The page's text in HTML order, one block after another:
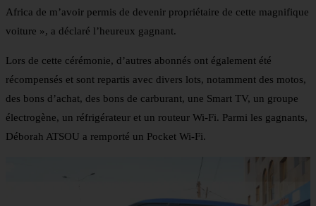
Africa de m’avoir permis de devenir propriétaire de cette magnifique
voiture », a déclaré l’heureux gagnant.
Lors de cette cérémonie, d’autres abonnés ont également été
récompensés et sont repartis avec divers lots, notamment des motos,
des bons d’achat, des bons de carburant, une Smart TV, un groupe
électrogène, un réfrigérateur et un routeur Wi-Fi. Parmi les gagnants,
Déborah ATSOU a remporté un Pocket Wi-Fi.